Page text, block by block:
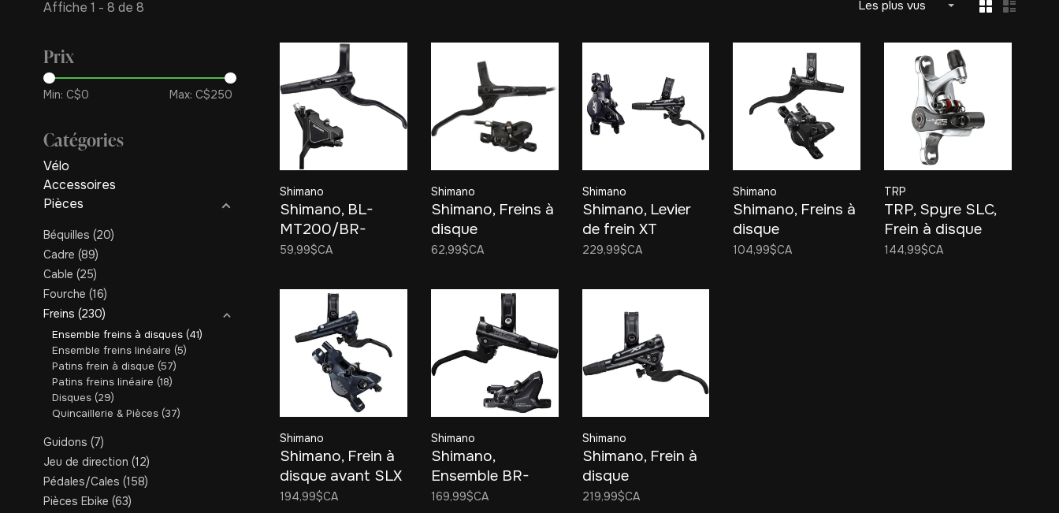
Affiche 1 - 8 de 8 Les plus vus
Prix
Min: C$0 Max: C$250
Catégories
Vélo
Accessoires
Pièces
Béquilles (20)
Cadre (89)
Cable (25)
Fourche (16)
Freins (230)
Ensemble freins à disques (41)
Ensemble freins linéaire (5)
Patins frein à disque (57)
Patins freins linéaire (18)
Disques (29)
Quincaillerie & Pièces (37)
Guidons (7)
Jeu de direction (12)
Pédales/Cales (158)
Pièces Ebike (63)
Shimano
Shimano, BL-
MT200/BR-
UR300, MTB
Brake, Front, Flat
mount, Black, Set
59,99$CA
Shimano
Shimano, Freins à
disque
hydraulique BL-
MT200
62,99$CA
Shimano
Shimano, Levier
de frein XT
M8100 et étrier
hydraulique à 2
pistons
229,99$CA
Shimano
Shimano, Freins à
disque
hydraulique,
104,99$CA
TRP
TRP, Spyre SLC,
Frein à disque
mécanique Route
144,99$CA
Shimano
Shimano, Frein à
disque avant SLX
BR-M7100 2
194,99$CA
Shimano
Shimano,
Ensemble BR-
M6100 Deore 2-
169,99$CA
Shimano
Shimano, Frein à
disque
hydraulique XT
219,99$CA